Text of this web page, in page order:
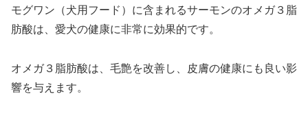
モグワン（犬用フード）に含まれるサーモンのオメガ３脂
肪酸は、愛犬の健康に非常に効果的です。
オメガ３脂肪酸は、毛艶を改善し、皮膚の健康にも良い影
響を与えます。